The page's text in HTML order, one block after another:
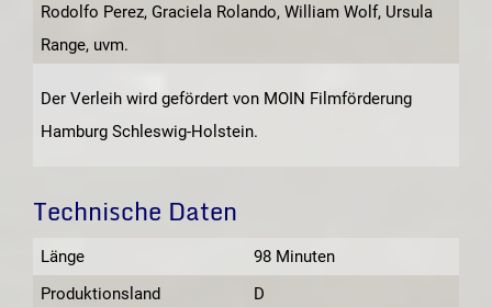
Rodolfo Perez, Graciela Rolando, William Wolf, Ursula
Range, uvm.
Der Verleih wird gefördert von MOIN Filmförderung
Hamburg Schleswig-Holstein.
Technische Daten
Länge
98 Minuten
Produktionsland
D